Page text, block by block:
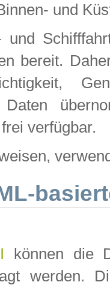
und
und
bereit.
Daten
frei verfügbar.
können die
werden.